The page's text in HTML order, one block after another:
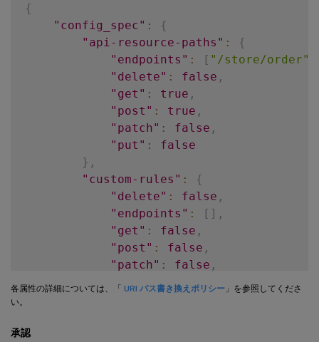
{
"config_spec" :
{
"api-resource-paths" :
{
"endpoints" : [ "/store/order"
"delete" : false ,
"get" : true ,
"post" : true ,
"patch" : false ,
"put" :
false
} ,
"custom-rules" :
{
"delete" : false ,
"endpoints" : [ ] ,
"get" : false ,
"post" : false ,
"patch" : false ,
"put"
true
各属性の詳細については、「 URI パス書き換えポリシー 」を参照してくださ
い。
承認